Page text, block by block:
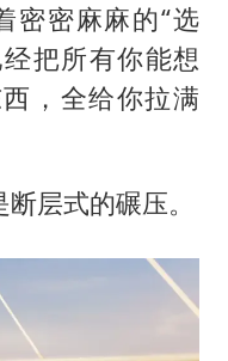
密密麻麻的“选
经把所有你能想
，全给你拉满
层式的碾压。